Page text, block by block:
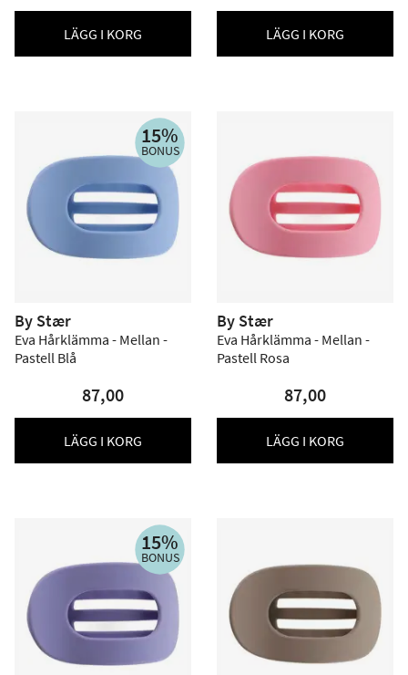
LÄGG I KORG LÄGG I KORG
15%
BONUS
By Stær
Eva Hårklämma - Mellan -
Pastell Blå
87,00
LÄGG I KORG
By Stær
Eva Hårklämma - Mellan -
Pastell Rosa
87,00
LÄGG I KORG
15%
BONUS